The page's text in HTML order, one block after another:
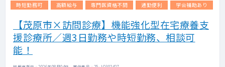
医師が担当することがあります。
をされる先生もいれば、
有給休暇を取得される先生もいらっしゃいま
す。
時短勤務可
高額給与 専門医資格不問 通勤便利 学会補助あり
【茂原市×訪問診療】機能強化型在宅療養支
援診療所／週3日勤務や時短勤務、相談可
能！